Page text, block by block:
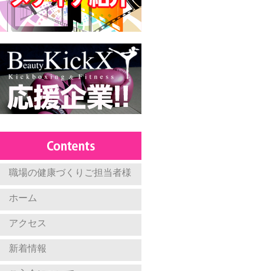
職場の健康づくりご担当者様
ホーム
アクセス
新着情報